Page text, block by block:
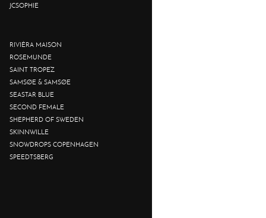
JCSOPHIE
RIVIÈRA MAISON
ROSEMUNDE
SAINT TROPEZ
SAMSØE & SAMSØE
SEASTAR BLUE
SECOND FEMALE
SHEPHERD OF SWEDEN
SKINNWILLE
SNOWDROPS COPENHAGEN
SPEEDTSBERG